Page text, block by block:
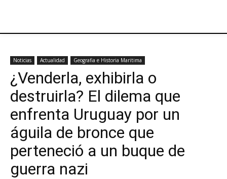
Noticias Actualidad Geografia e Historia Maritima
¿Venderla, exhibirla o
destruirla? El dilema que
enfrenta Uruguay por un
águila de bronce que
perteneció a un buque de
guerra nazi